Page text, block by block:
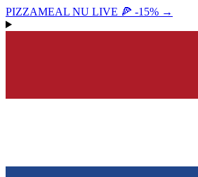
PIZZAMEAL NU LIVE 🍕 -15% →